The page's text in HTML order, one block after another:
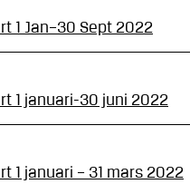
1 Jan–30 Sept 2022
1 januari-30 juni 2022
1 januari – 31 mars 2022